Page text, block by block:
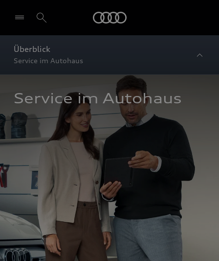
Überblick
Service im Autohaus
Service im Autohaus